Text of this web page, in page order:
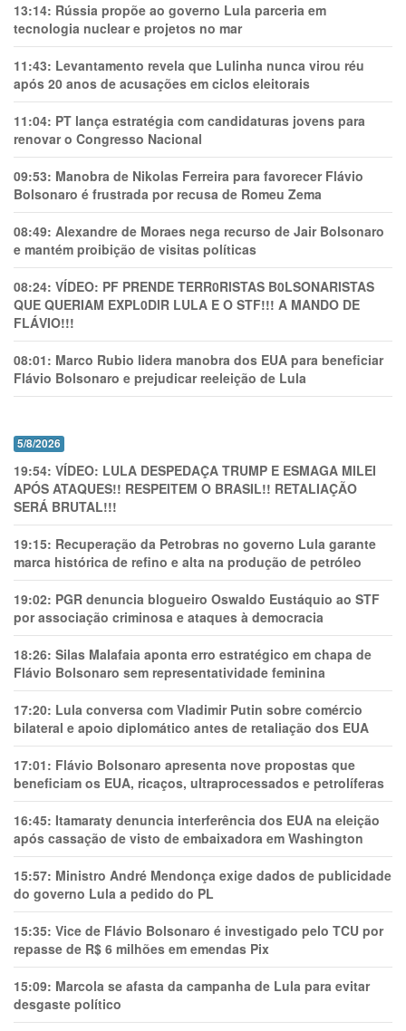
13:14: Rússia propõe ao governo Lula parceria em
tecnologia nuclear e projetos no mar
11:43: Levantamento revela que Lulinha nunca virou réu
após 20 anos de acusações em ciclos eleitorais
11:04: PT lança estratégia com candidaturas jovens para
renovar o Congresso Nacional
09:53: Manobra de Nikolas Ferreira para favorecer Flávio
Bolsonaro é frustrada por recusa de Romeu Zema
08:49: Alexandre de Moraes nega recurso de Jair Bolsonaro
e mantém proibição de visitas políticas
08:24: VÍDEO: PF PRENDE TERR0RlSTAS B0LSONARlSTAS
QUE QUERIAM EXPL0DlR LULA E O STF!!! A MANDO DE
FLÁVIO!!!
08:01: Marco Rubio lidera manobra dos EUA para beneficiar
Flávio Bolsonaro e prejudicar reeleição de Lula
5/8/2026
19:54: VÍDEO: LULA DESPEDAÇA TRUMP E ESMAGA MILEI
APÓS ATAQUES!! RESPEITEM O BRASIL!! RETALIAÇÃO
SERÁ BRUTAL!!!
19:15: Recuperação da Petrobras no governo Lula garante
marca histórica de refino e alta na produção de petróleo
19:02: PGR denuncia blogueiro Oswaldo Eustáquio ao STF
por associação criminosa e ataques à democracia
18:26: Silas Malafaia aponta erro estratégico em chapa de
Flávio Bolsonaro sem representatividade feminina
17:20: Lula conversa com Vladimir Putin sobre comércio
bilateral e apoio diplomático antes de retaliação dos EUA
17:01: Flávio Bolsonaro apresenta nove propostas que
beneficiam os EUA, ricaços, ultraprocessados e petrolíferas
16:45: Itamaraty denuncia interferência dos EUA na eleição
após cassação de visto de embaixadora em Washington
15:57: Ministro André Mendonça exige dados de publicidade
do governo Lula a pedido do PL
15:35: Vice de Flávio Bolsonaro é investigado pelo TCU por
repasse de R$ 6 milhões em emendas Pix
15:09: Marcola se afasta da campanha de Lula para evitar
desgaste político